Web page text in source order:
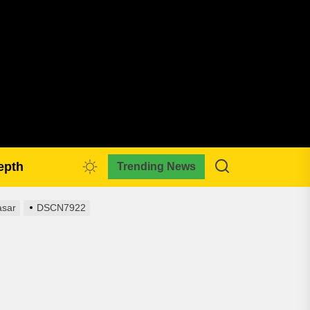
Trending News
DSCN7922